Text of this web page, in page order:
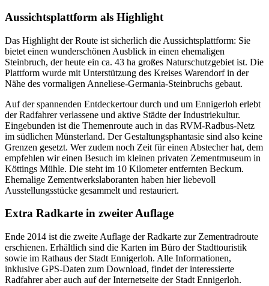
Aussichtsplattform als Highlight
Das Highlight der Route ist sicherlich die Aussichtsplattform: Sie
bietet einen wunderschönen Ausblick in einen ehemaligen
Steinbruch, der heute ein ca. 43 ha großes Naturschutzgebiet ist. Die
Plattform wurde mit Unterstützung des Kreises Warendorf in der
Nähe des vormaligen Anneliese-Germania-Steinbruchs gebaut.
Auf der spannenden Entdeckertour durch und um Ennigerloh erlebt
der Radfahrer verlassene und aktive Städte der Industriekultur.
Eingebunden ist die Themenroute auch in das RVM-Radbus-Netz
im südlichen Münsterland. Der Gestaltungsphantasie sind also keine
Grenzen gesetzt. Wer zudem noch Zeit für einen Abstecher hat, dem
empfehlen wir einen Besuch im kleinen privaten Zementmuseum in
Köttings Mühle. Die steht im 10 Kilometer entfernten Beckum.
Ehemalige Zementwerkslaboranten haben hier liebevoll
Ausstellungsstücke gesammelt und restauriert.
Extra Radkarte in zweiter Auflage
Ende 2014 ist die zweite Auflage der Radkarte zur Zementradroute
erschienen. Erhältlich sind die Karten im Büro der Stadttouristik
sowie im Rathaus der Stadt Ennigerloh. Alle Informationen,
inklusive GPS-Daten zum Download, findet der interessierte
Radfahrer aber auch auf der Internetseite der Stadt Ennigerloh.